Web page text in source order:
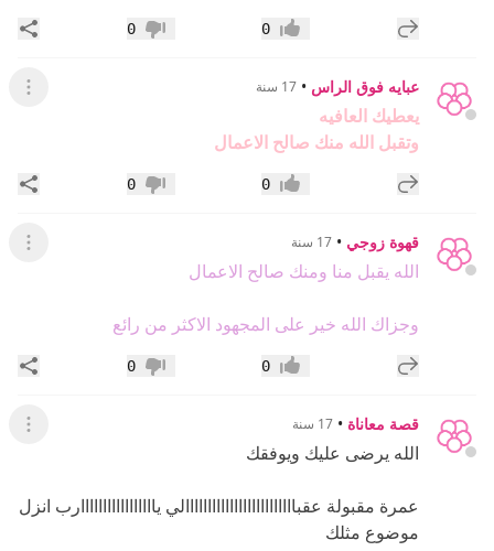
إضافة رد جديد إعجاب0 عدم إعجاب
0
عبايه فوق الراس • 17 سنة عرض
يعطيك العافيه
وتقبل الله منك صالح الاعمال
إضافة رد جديد إعجاب0 عدم إعجاب
0
قهوة زوجي • 17 سنة عرض
الله يقبل منا ومنك صالح الاعمال
وجزاك الله خير على المجهود الاكثر من رائع
إضافة رد جديد إعجاب0 عدم إعجاب
0
قصة معاناة • 17 سنة عرض
الله يرضى عليك ويوفقك
عمرة مقبولة عقبااااااااااااااااااااااااالي يااااااااااااااااارب انزل
موضوع مثلك